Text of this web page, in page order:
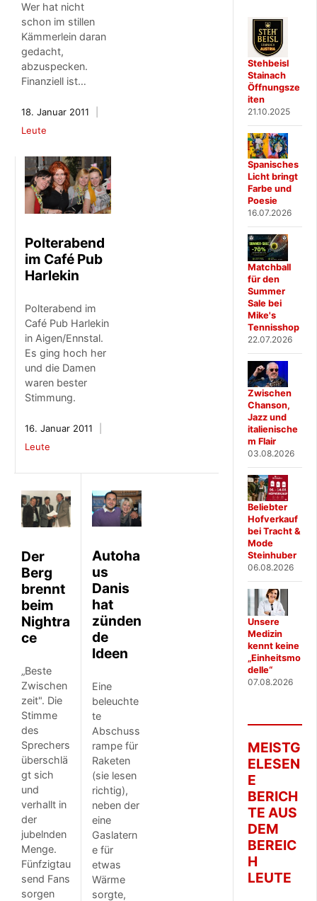
Wer hat nicht
schon im stillen
Kämmerlein daran
gedacht,
abzuspecken.
Finanziell ist…
18. Januar 2011
Leute
Polterabend
im Café Pub
Harlekin
Polterabend im
Café Pub Harlekin
in Aigen/Ennstal.
Es ging hoch her
und die Damen
waren bester
Stimmung.
16. Januar 2011
Leute
Der
Berg
brennt
beim
Nightra
ce
„Beste
Zwischen
zeit". Die
Stimme
des
Sprechers
überschlä
gt sich
und
verhallt in
der
jubelnden
Menge.
Fünfzigtau
send Fans
sorgen
Autoha
us
Danis
hat
zünden
de
Ideen
Eine
beleuchte
te
Abschuss
rampe für
Raketen
(sie lesen
richtig),
neben der
eine
Gaslatern
e für
etwas
Wärme
sorgte,
Stehbeisl
Stainach
Öffnungsze
iten
21.10.2025
Spanisches
Licht bringt
Farbe und
Poesie
16.07.2026
Matchball
für den
Summer
Sale bei
Mike's
Tennisshop
22.07.2026
Zwischen
Chanson,
Jazz und
italienische
m Flair
03.08.2026
Beliebter
Hofverkauf
bei Tracht &
Mode
Steinhuber
06.08.2026
Unsere
Medizin
kennt keine
„Einheitsmo
delle“
07.08.2026
MEISTG
ELESEN
E
BERICH
TE AUS
DEM
BEREIC
H
LEUTE